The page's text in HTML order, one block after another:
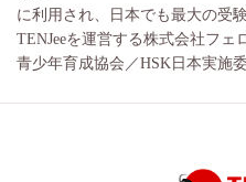
に利用され、日本でも最大の受
TENJeeを運営する株式会社フ
青少年育成協会／HSK日本実施